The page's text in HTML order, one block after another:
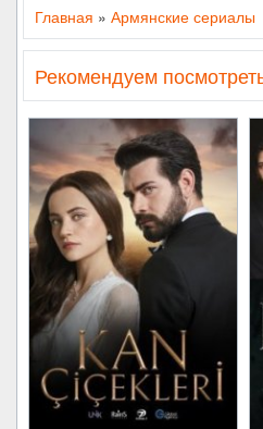
Главная » Армянские сериалы
Рекомендуем